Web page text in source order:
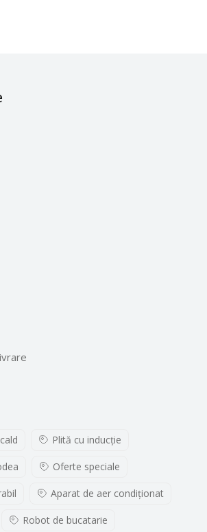
Plită cu inducţie
Oferte speciale
Aparat de aer condiționat
Robot de bucatarie